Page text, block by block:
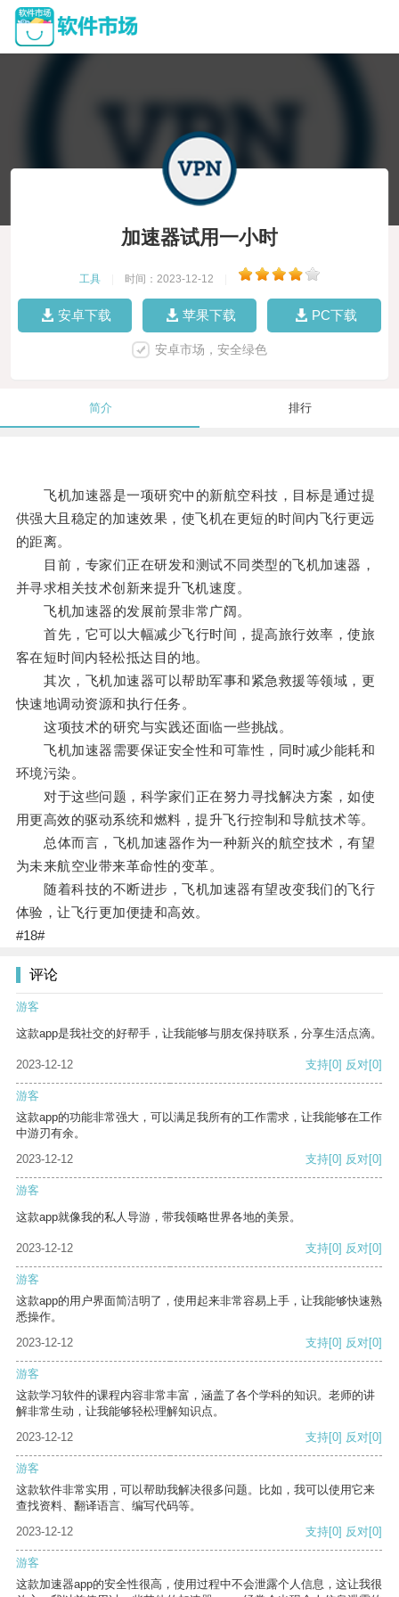
加速器试用一小时
工具 时间：2023-12-12
安卓下载 苹果下载 PC下载
安卓市场，安全绿色
简介 排行
飞机加速器是一项研究中的新航空科技，目标是通过提
供强大且稳定的加速效果，使飞机在更短的时间内飞行更远
的距离。
目前，专家们正在研发和测试不同类型的飞机加速器，
并寻求相关技术创新来提升飞机速度。
飞机加速器的发展前景非常广阔。
首先，它可以大幅减少飞行时间，提高旅行效率，使旅
客在短时间内轻松抵达目的地。
其次，飞机加速器可以帮助军事和紧急救援等领域，更
快速地调动资源和执行任务。
这项技术的研究与实践还面临一些挑战。
飞机加速器需要保证安全性和可靠性，同时减少能耗和
环境污染。
对于这些问题，科学家们正在努力寻找解决方案，如使
用更高效的驱动系统和燃料，提升飞行控制和导航技术等。
总体而言，飞机加速器作为一种新兴的航空技术，有望
为未来航空业带来革命性的变革。
随着科技的不断进步，飞机加速器有望改变我们的飞行
体验，让飞行更加便捷和高效。
#18#
评论
游客
这款app是我社交的好帮手，让我能够与朋友保持联系，分享生活点滴。
2023-12-12 支持[0] 反对[0]
游客
这款app的功能非常强大，可以满足我所有的工作需求，让我能够在工作
中游刃有余。
2023-12-12
支持[0] 反对[0]
游客
这款app就像我的私人导游，带我领略世界各地的美景。
2023-12-12 支持[0] 反对[0]
游客
这款app的用户界面简洁明了，使用起来非常容易上手，让我能够快速熟
悉操作。
2023-12-12
支持[0] 反对[0]
游客
这款学习软件的课程内容非常丰富，涵盖了各个学科的知识。老师的讲
解非常生动，让我能够轻松理解知识点。
2023-12-12
支持[0] 反对[0]
游客
这款软件非常实用，可以帮助我解决很多问题。比如，我可以使用它来
查找资料、翻译语言、编写代码等。
2023-12-12
支持[0] 反对[0]
游客
这款加速器app的安全性很高，使用过程中不会泄露个人信息，这让我很